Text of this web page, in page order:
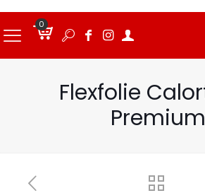
0
Flexfolie
Premium